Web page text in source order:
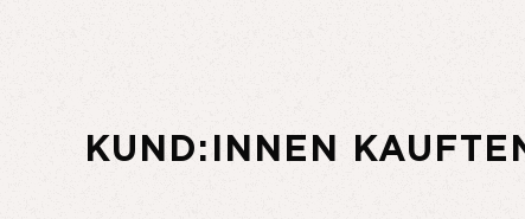
KUND:INNEN